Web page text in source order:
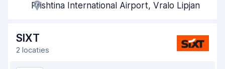
Snelheid ophaalproces
Snelheid inleverproces 8,8
Prishtina International Airport, Vralo Lipjan
SIXT
2 locaties